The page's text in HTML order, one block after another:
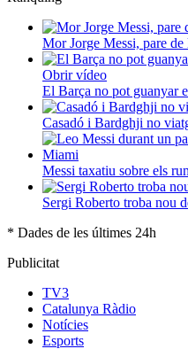
Mor Jorge Messi, pare
Obrir vídeo
El Barça no pot guanyar
Casadó i Bardghji no
Messi taxatiu sobre els
Sergi Roberto troba nou
* Dades de les últimes 24h
Publicitat
TV3
Catalunya Ràdio
Notícies
Esports